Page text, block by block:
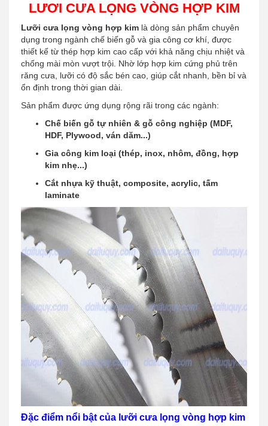
LƯƠI CƯA LỌNG VÒNG HỢP KIM
Lưỡi cưa lọng vòng hợp kim là dòng sản phẩm chuyên
dụng trong ngành chế biến gỗ và gia công cơ khí, được
thiết kế từ thép hợp kim cao cấp với khả năng chịu nhiệt và
chống mài mòn vượt trội. Nhờ lớp hợp kim cứng phủ trên
răng cưa, lưỡi có độ sắc bén cao, giúp cắt nhanh, bền bỉ và
ổn định trong thời gian dài.
Sản phẩm được ứng dụng rộng rãi trong các ngành:
Chế biến gỗ tự nhiên & gỗ công nghiệp (MDF,
HDF, Plywood, ván dăm...)
Gia công kim loại (thép, inox, nhôm, đồng, hợp
kim nhẹ...)
Cắt nhựa kỹ thuật, composite, acrylic, tấm
laminate
Đặc điểm nổi bật của lưỡi cưa lọng vòng hợp kim